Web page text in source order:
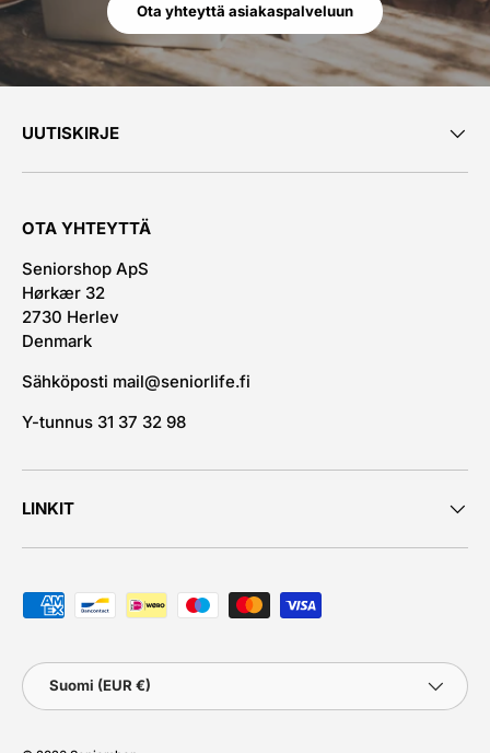
Ota yhteyttä asiakaspalveluun
UUTISKIRJE
OTA YHTEYTTÄ
Seniorshop ApS
Hørkær 32
2730 Herlev
Denmark
Sähköposti mail@seniorlife.fi
Y-tunnus 31 37 32 98
LINKIT
Hyväksytyt maksutavat
Maa
Suomi (EUR €)